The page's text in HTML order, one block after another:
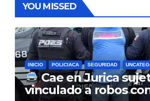
YOU MISSED
INICIO POLICIACA SEGURIDAD
Cae en Jurica
vinculado a robos